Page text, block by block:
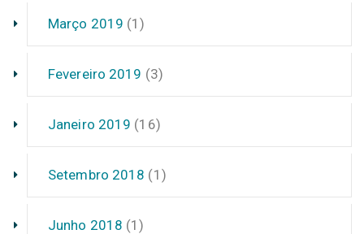
Março 2019 (1)
Fevereiro 2019 (3)
Janeiro 2019 (16)
Setembro 2018 (1)
Junho 2018 (1)